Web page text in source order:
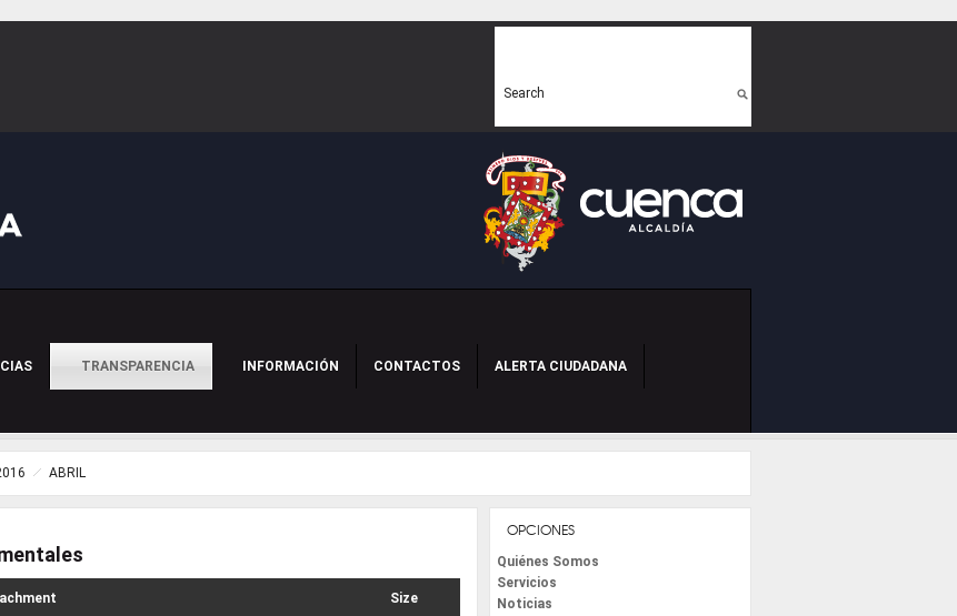
Search
TRANSPARENCIA INFORMACIÓN CONTACTOS ALERTA CIUDADANA
ABRIL
Size
OPCIONES
Quiénes Somos
Servicios
Noticias